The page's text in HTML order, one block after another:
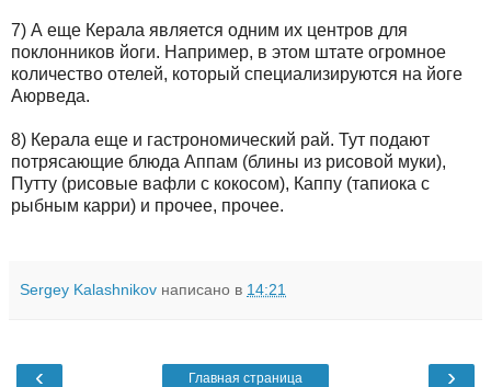
7) А еще Керала является одним их центров для
поклонников йоги. Например, в этом штате огромное
количество отелей, который специализируются на йоге
Аюрведа.
8) Керала еще и гастрономический рай. Тут подают
потрясающие блюда Аппам (блины из рисовой муки),
Путту (рисовые вафли с кокосом), Каппу (тапиока с
рыбным карри) и прочее, прочее.
Sergey Kalashnikov написано в 14:21
‹ ›
Главная страница